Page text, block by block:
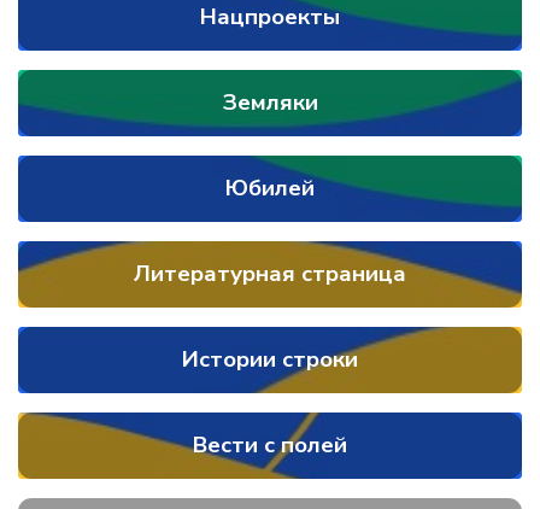
Нацпроекты
Земляки
Юбилей
Литературная страница
Истории строки
Вести с полей